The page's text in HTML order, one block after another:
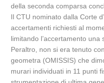
della seconda comparsa
Il CTU nominato dalla Corte
accertamenti richiesti al
limitando l’accertamento una
Peraltro, non si era tenuto
geometra (OMISSIS) che
murari individuati in 11 punti